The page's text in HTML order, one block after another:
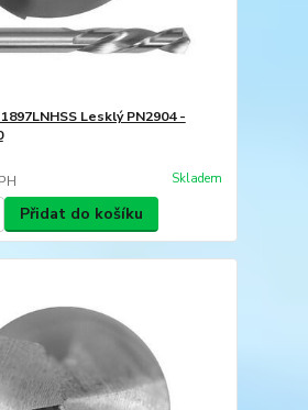
Lesklý PN2904 -
Skladem
Přidat do košíku